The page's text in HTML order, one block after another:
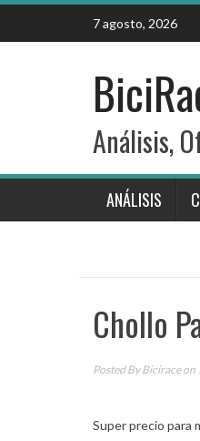
Skip
content
7 agosto, 2026
Análisis,
ANÁLISIS
Chollo
Posted ByBiciraceon
Super precio para